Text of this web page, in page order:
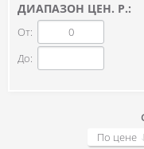
ДИАПАЗОН ЦЕН. Р.:
От:
До:
По цене